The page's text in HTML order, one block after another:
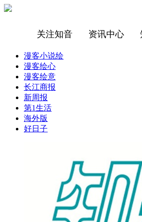
关注知音 资讯中心
漫客小说绘
漫客绘心
漫客绘意
长江商报
新周报
第1生活
海外版
好日子